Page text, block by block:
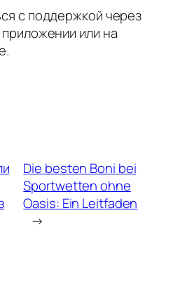
с поддержкой через
или на
Die besten Boni bei
Sportwetten ohne
Oasis: Ein Leitfaden
→